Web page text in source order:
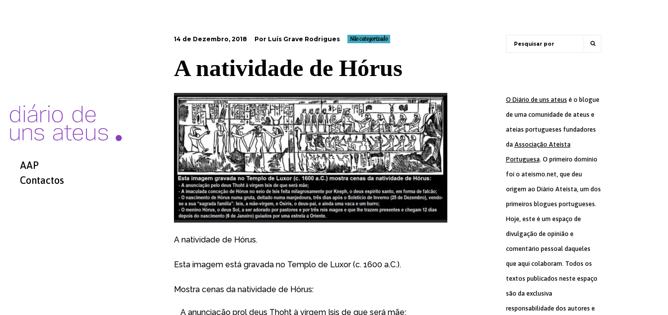
AAP
Contactos
14 de Dezembro, 2018 Por Luís Grave Rodrigues Não categorizado
A natividade de Hórus
A natividade de Hórus.
Esta imagem está gravada no Templo de Luxor (c. 1600 a.C.).
Mostra cenas da natividade de Hórus:
A anunciação prol deus Thoht à virgem Isis de que será mãe;
O Diário de uns ateus é o blogue
de uma comunidade de ateus e
ateias portugueses fundadores
da Associação Ateísta
Portuguesa. O primeiro domínio
foi o ateismo.net, que deu
origem ao Diário Ateísta, um dos
primeiros blogues portugueses.
Hoje, este é um espaço de
divulgação de opinião e
comentário pessoal daqueles
que aqui colaboram. Todos os
textos publicados neste espaço
são da exclusiva
responsabilidade dos autores e